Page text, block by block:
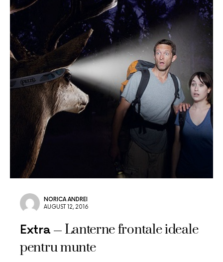
NORICA ANDREI
AUGUST 12, 2016
Extra
Lanterne frontale ideale
pentru munte